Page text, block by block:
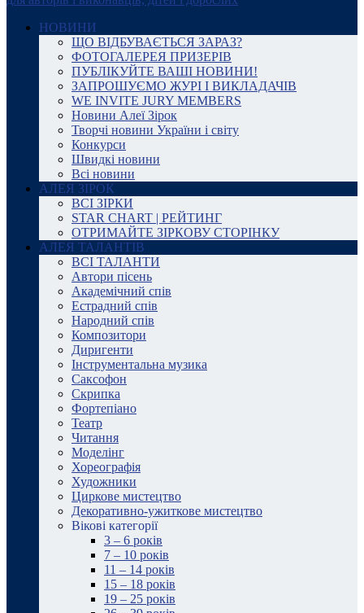
НОВИНИ
ЩО ВІДБУВАЄТЬСЯ ЗАРАЗ?
ФОТОГАЛЕРЕЯ ПРИЗЕРІВ
ПУБЛІКУЙТЕ ВАШІ НОВИНИ!
ЗАПРОШУЄМО ЖУРІ І ВИКЛАДАЧІВ
WE INVITE JURY MEMBERS
Новини Алеї Зірок
Творчі новини України і світу
Конкурси
Швидкі новини
Всі новини
АЛЕЯ ЗІРОК
ВСІ ЗІРКИ
STAR CHART | РЕЙТИНГ
ОТРИМАЙТЕ ЗІРКОВУ СТОРІНКУ
АЛЕЯ ТАЛАНТІВ
ВСІ ТАЛАНТИ
Автори пісень
Академічний спів
Естрадний спів
Народний спів
Композитори
Диригенти
Інструментальна музика
Саксофон
Скрипка
Фортепіано
Театр
Читання
Моделінг
Хореографія
Художники
Циркове мистецтво
Декоративно-ужиткове мистецтво
Вікові категорії
3 – 6 років
7 – 10 років
11 – 14 років
15 – 18 років
19 – 25 років